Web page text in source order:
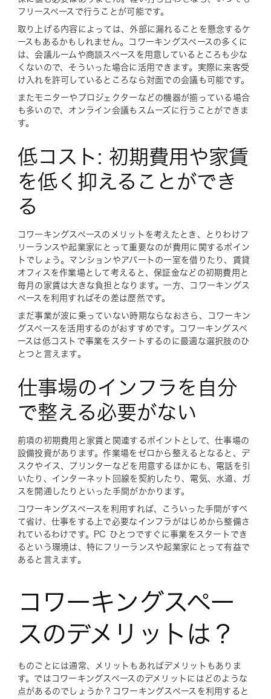
フリースペースで行うことが可能です。
取り上げる内容によっては、外部に漏れることを懸念するケ
ースもあるかもしれません。コワーキングスペースの多くに
は、会議ルームや商談スペースを用意しているところも少な
くないので、そういった場合に活用できます。実際に来客受
け入れを許可しているところなら対面での会議も可能です。
またモニターやプロジェクターなどの機器が揃っている場合
も多いので、オンライン会議もスムーズに行うことができま
す。
低コスト: 初期費用や家賃
を低く抑えることができ
る
コワーキングスペースのメリットを考えたとき、とりわけフ
リーランスや起業家にとって重要なのが費用に関するポイン
トでしょう。マンションやアパートの一室を借りたり、賃貸
オフィスを作業場として考えると、保証金などの初期費用と
毎月の家賃は大きな負担となります。一方、コワーキングス
ペースを利用すればその差は歴然です。
まだ事業が波に乗っていない時期ならなおさら、コワーキン
グスペースを活用するのがおすすめです。コワーキングスペ
ースは低コストで事業をスタートするのに最適な選択肢のひ
とつと言えます。
仕事場のインフラを自分
で整える必要がない
前項の初期費用と家賃と関連するポイントとして、仕事場の
設備投資があります。作業場をゼロから整えるとなると、デ
スクやイス、プリンターなどを用意するほかにも、電話を引
いたり、インターネット回線を契約したり、電気、水道、ガ
スを開通したりといった手間がかかります。
コワーキングスペースを利用すれば、こういった手間がすべ
て省け、仕事をする上で必要なインフラがはじめから整備さ
れているわけです。PC ひとつですぐに事業をスタートでき
るという環境は、特にフリーランスや起業家にとって有益で
あると言えます。
コワーキングスペー
スのデメリットは？
ものごとには通常、メリットもあればデメリットもありま
す。ではコワーキングスペースのデメリットにはどのような
点があるのでしょうか？コワーキングスペースを利用すると